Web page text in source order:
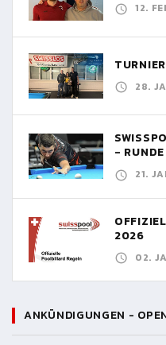
12.
28.
- RUNDE
21.
2026
02.
ANKÜNDIGUNGEN -